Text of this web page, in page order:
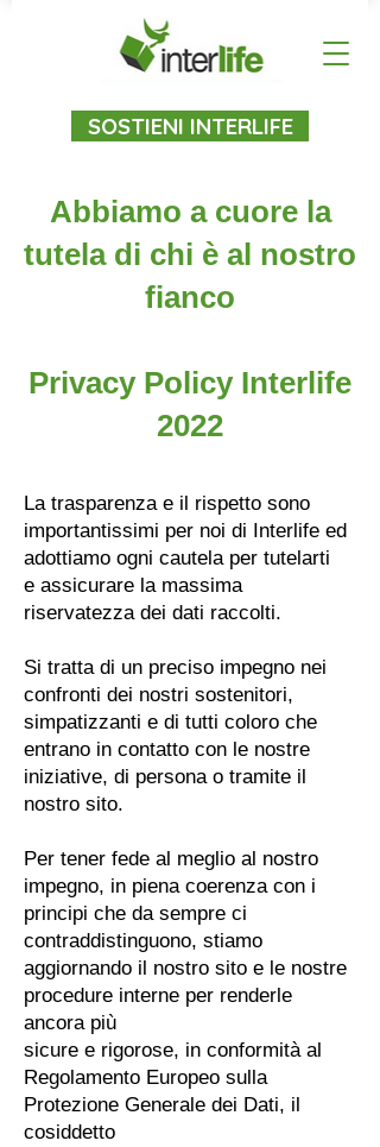
SOSTIENI INTERLIFE
Abbiamo a cuore la
tutela di chi è al nostro
fianco
Privacy Policy Interlife
2022
La trasparenza e il rispetto sono
importantissimi per noi di Interlife ed
adottiamo ogni cautela per tutelarti
e assicurare la massima
riservatezza dei dati raccolti.
Si tratta di un preciso impegno nei
confronti dei nostri sostenitori,
simpatizzanti e di tutti coloro che
entrano in contatto con le nostre
iniziative, di persona o tramite il
nostro sito.
Per tener fede al meglio al nostro
impegno, in piena coerenza con i
principi che da sempre ci
contraddistinguono, stiamo
aggiornando il nostro sito e le nostre
procedure interne per renderle
ancora più
sicure e rigorose, in conformità al
Regolamento Europeo sulla
Protezione Generale dei Dati, il
cosiddetto